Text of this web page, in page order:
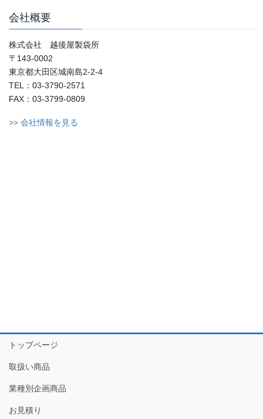
会社概要
株式会社 越後屋製袋所
〒143-0002
東京都大田区城南島2-2-4
TEL：03-3790-2571
FAX：03-3799-0809
>> 会社情報を見る
トップページ
取扱い商品
業種別企画商品
お見積り